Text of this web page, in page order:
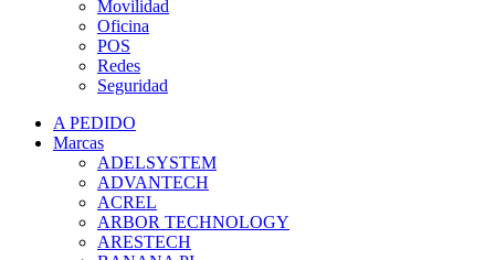
Movilidad
Oficina
POS
Redes
Seguridad
A PEDIDO
Marcas
ADELSYSTEM
ADVANTECH
ACREL
ARBOR TECHNOLOGY
ARESTECH